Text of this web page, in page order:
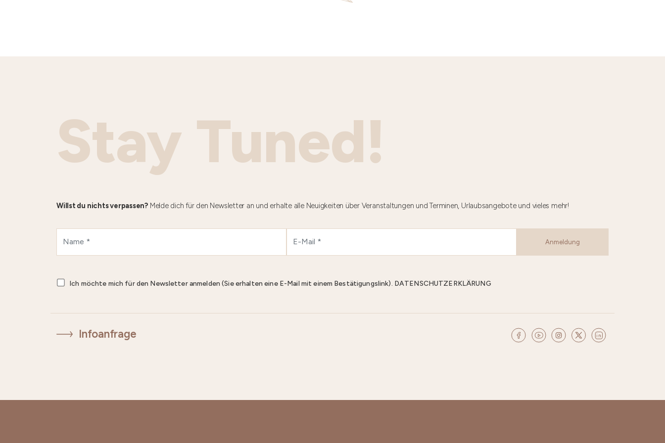
Stay Tuned!
Willst du nichts verpassen?Melde dich für den Newsletter an und erhalte alle Neuigkeiten über Veranstaltungen und Terminen, Urlaubsangebote und vieles mehr!
Anmeldung
Ich möchte mich für den Newsletter anmelden (Sie erhalten eine E-Mail mit einem Bestätigungslink). DATENSCHUTZERKLÄRUNG
Infoanfrage